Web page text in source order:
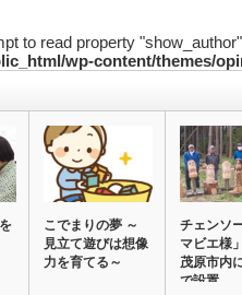
to read property
wp-content/themes/
こでまりの夢 ～
見立て遊びは想像
力を育てる～
チェンソ
マビエ様
茂原市内
で設置